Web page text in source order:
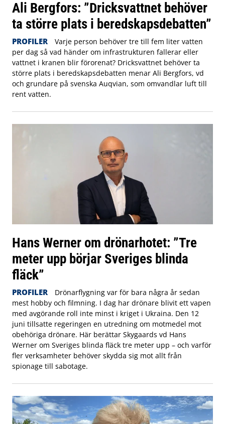
Ali Bergfors: ”Dricksvattnet behöver
ta större plats i beredskapsdebatten”
PROFILER
Varje person behöver tre till fem liter vatten
per dag så vad händer om infrastrukturen fallerar eller
vattnet i kranen blir förorenat? Dricksvattnet behöver ta
större plats i beredskapsdebatten menar Ali Bergfors, vd
och grundare på svenska Auqvian, som omvandlar luft till
rent vatten.
Hans Werner om drönarhotet: ”Tre
meter upp börjar Sveriges blinda
fläck”
PROFILER
Drönarflygning var för bara några år sedan
mest hobby och filmning. I dag har drönare blivit ett vapen
med avgörande roll inte minst i kriget i Ukraina. Den 12
juni tillsatte regeringen en utredning om motmedel mot
obehöriga drönare. Här berättar Skygaards vd Hans
Werner om Sveriges blinda fläck tre meter upp – och varför
fler verksamheter behöver skydda sig mot allt från
spionage till sabotage.